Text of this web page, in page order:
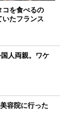
コを食べるの
いたフランス
人両親。ワケ
容院に行った